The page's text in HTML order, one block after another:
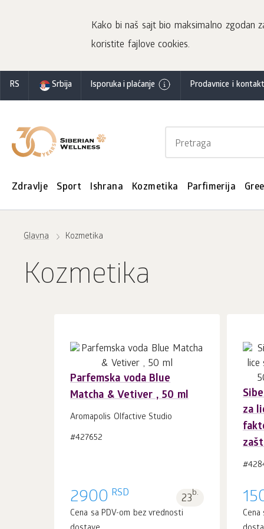
Kako bi naš sajt bio maksimalno zgodan
koristite fajlove cookies.
RS Srbija Isporuka i plaćanje Prodavnice i
Zdravlje Sport Ishrana Kozmetika Parfimerija
Glavna Kozmetika
Kozmetika
Parfemska voda Blue
Matcha & Vetiver , 50 ml
Aromapolis Olfactive Studio
#427652
2900 RSD 23b.
Cena sa PDV-om bez vrednosti
za